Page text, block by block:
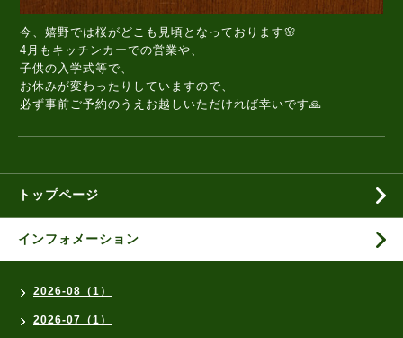
今、嬉野では桜がどこも見頃となっております🌸
4月もキッチンカーでの営業や、
子供の入学式等で、
お休みが変わったりしていますので、
必ず事前ご予約のうえお越しいただければ幸いです🙏
トップページ
インフォメーション
2026-08（1）
2026-07（1）